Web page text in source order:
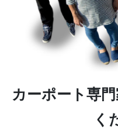
カーポート専
く